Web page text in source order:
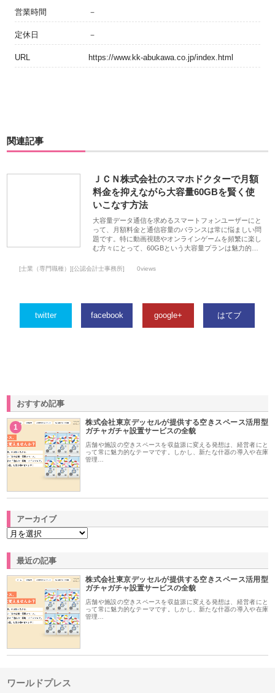
営業時間 －
定休日 －
URL https://www.kk-abukawa.co.jp/index.html
関連記事
ＪＣＮ株式会社のスマホドクターで月額
料金を抑えながら大容量60GBを賢く使
いこなす方法
大容量データ通信を求めるスマートフォンユーザーにと
って、月額料金と通信容量のバランスは常に悩ましい問
題です。特に動画視聴やオンラインゲームを頻繁に楽し
む方々にとって、60GBという大容量プランは魅力的…
[士業（専門職種）][公認会計士事務所] 0views
twitter facebook google+ はてブ
おすすめ記事
1
株式会社東京デッセルが提供する空きスペース活用型
ガチャガチャ設置サービスの全貌
店舗や施設の空きスペースを収益源に変える発想は、経営者にと
って常に魅力的なテーマです。しかし、新たな什器の導入や在庫
管理…
アーカイブ
最近の記事
株式会社東京デッセルが提供する空きスペース活用型
ガチャガチャ設置サービスの全貌
店舗や施設の空きスペースを収益源に変える発想は、経営者にと
って常に魅力的なテーマです。しかし、新たな什器の導入や在庫
管理…
ワールドプレス